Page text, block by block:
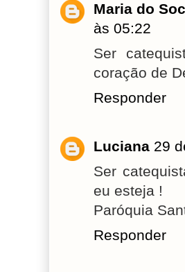
Maria do
às 05:22
Ser
coração de
Responder
Luciana 29
Ser
eu esteja !
Paróquia
Responder